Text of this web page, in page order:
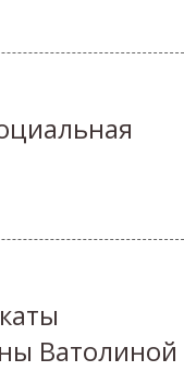
Ватолиной